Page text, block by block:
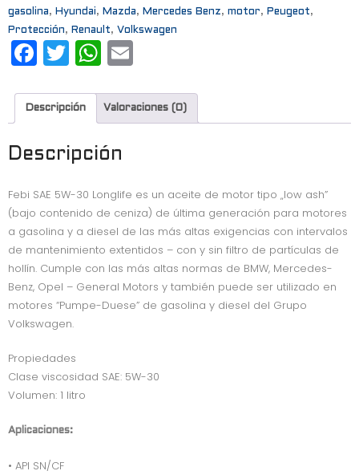
gasolina, Hyundai , Mazda, Mercedes Benz, motor, Peugeot,
Protección, Renault, Volkswagen
F
c
b
o
k
T
it
e
W
a
t
s
p
p
ai
l
Descripción Valoraciones (0)
Descripción
Febi SAE 5W-30 Longlife es un aceite de motor tipo „low ash”
(bajo contenido de ceniza) de última generación para motores
a gasolina y a diesel de las más altas exigencias con intervalos
de mantenimiento extentidos – con y sin filtro de partículas de
hollín. Cumple con las más altas normas de BMW, Mercedes-
Benz, Opel – General Motors y también puede ser utilizado en
motores “Pumpe-Duese” de gasolina y diesel del Grupo
Volkswagen.
Propiedades
Clase viscosidad SAE: 5W-30
Volumen: 1 litro
Aplicaciones:
• API SN/CF